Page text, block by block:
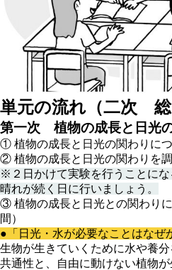
単元の流れ（二次
第一次 植物の成長と日光の
① 植物の成長と日光の関わりに
② 植物の成長と日光の関わりを調
※２日かけて実験を行うことに
晴れが続く日に行いましょう。
③ 植物の成長と日光との関わり
間）
●「日光・水が必要なことはなぜ
生物が生きていくために水や養
共通性と、自由に動けない植物